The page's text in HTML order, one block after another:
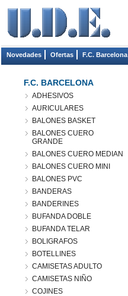
Novedades Ofertas F.C. Barcelona
F.C. BARCELONA
ADHESIVOS
AURICULARES
BALONES BASKET
BALONES CUERO
GRANDE
BALONES CUERO MEDIAN
BALONES CUERO MINI
BALONES PVC
BANDERAS
BANDERINES
BUFANDA DOBLE
BUFANDA TELAR
BOLIGRAFOS
BOTELLINES
CAMISETAS ADULTO
CAMISETAS NIÑO
COJINES